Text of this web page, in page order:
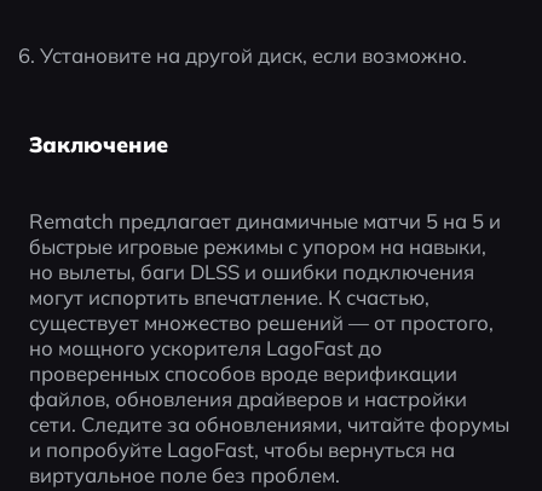
Установите на другой диск, если возможно.
Заключение
Rematch предлагает динамичные матчи 5 на 5 и
быстрые игровые режимы с упором на навыки,
но вылеты, баги DLSS и ошибки подключения
могут испортить впечатление. К счастью,
существует множество решений — от простого,
но мощного ускорителя LagoFast до
проверенных способов вроде верификации
файлов, обновления драйверов и настройки
сети. Следите за обновлениями, читайте форумы
и попробуйте LagoFast, чтобы вернуться на
виртуальное поле без проблем.